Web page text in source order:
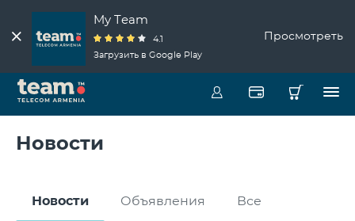
My Team
4.1
Загрузить в Google Play
Просмотреть
Новости
Новости Объявления Все